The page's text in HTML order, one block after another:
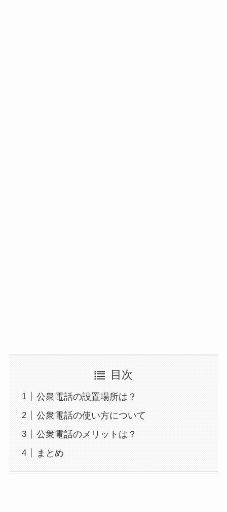
目次
公衆電話の設置場所は？
公衆電話の使い方について
公衆電話のメリットは？
まとめ